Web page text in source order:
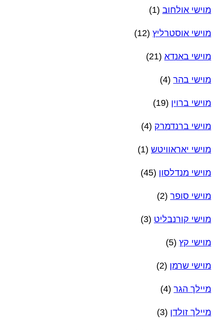
מוישי אולחוב (1)
מוישי אוסטרליץ (12)
מוישי באנדא (21)
מוישי בהר (4)
מוישי ברוין (19)
מוישי ברנדמרק (4)
מוישי יאראוויטש (1)
מוישי מנדלסון (45)
מוישי סופר (2)
מוישי קורנבליט (3)
מוישי קץ (5)
מוישי שרמן (2)
מיילך הגר (4)
מיילך זולדן (3)